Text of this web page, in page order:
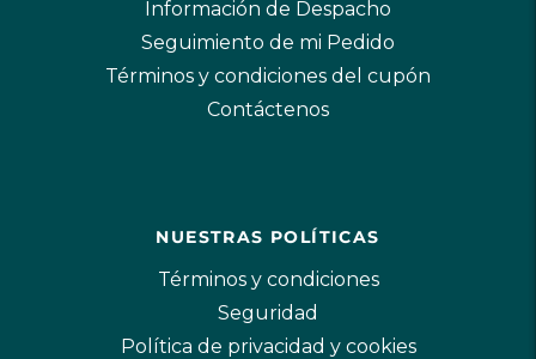
Información de Despacho
Seguimiento de mi Pedido
Términos y condiciones del cupón
Contáctenos
NUESTRAS POLÍTICAS
Términos y condiciones
Seguridad
Política de privacidad y cookies